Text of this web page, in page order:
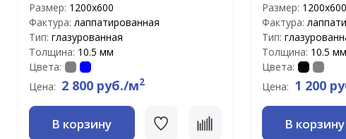
Размер: 1200х600
Фактура: лаппатированная
Тип: глазурованная
Толщина: 10.5 мм
Цвета:
Цена: 2 800 руб./м2
В корзину
Размер: 1200х600
Фактура:
Тип:
Толщина: 10.5 мм
Цвета:
Цена: 1 200
В корзину